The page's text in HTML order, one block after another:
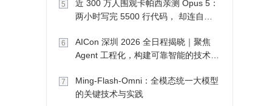
5
近 300 万人围观卡帕西亲测 Opus 5：
两小时写完 5500 行代码， 却连自己
6
AICon 深圳 2026 全日程揭晓｜聚焦
Agent 工程化，构建可靠智能的技术路
7
Ming-Flash-Omni：全模态统一大模型
的关键技术与实践